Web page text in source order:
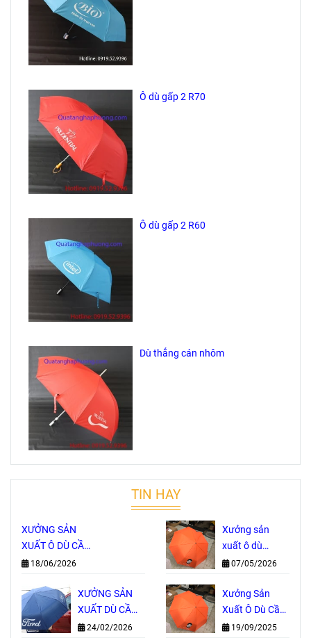
Ô dù gấp 2 R70
Ô dù gấp 2 R60
Dù thẳng cán nhôm
TIN HAY
XƯỞNG SẢN
XUẤT Ô DÙ CẦM
TAY TRỰC TIẾP
LOGO THEO
YÊU CẦU, GIÁ
GỐC TẠI
18/06/2026
Xưởng sản
xuất ô dù
Thành Phố Hồ
07/05/2026
XƯỞNG SẢN
XUẤT DÙ CẦM
TAY IN LOGO
24/02/2026
Xưởng Sản
Xuất Ô Dù Cầm
Tay Tại TP. Hồ
19/09/2025